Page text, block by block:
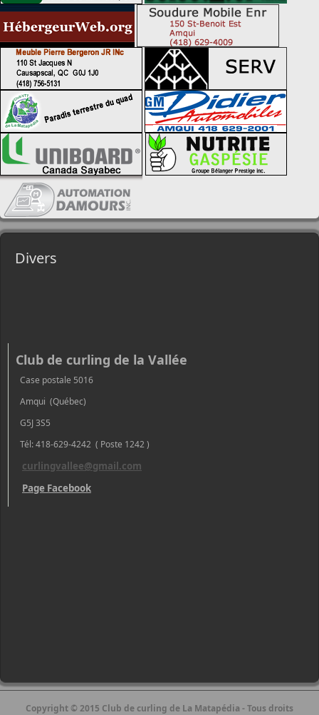
Divers
Club de curling de la Vallée
Case postale 5016
Amqui (Québec)
G5J 3S5
Tél: 418-629-4242 ( Poste 1242 )
curlingvallee@gmail.com
Page Facebook
Copyright © 2015 Club de curling de La Matapédia - Tous droits